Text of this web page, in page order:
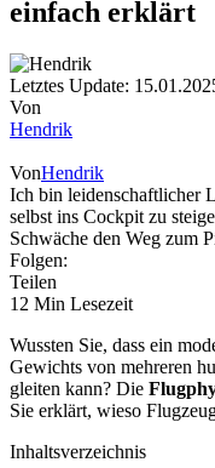
einfach erklärt
Letztes Update:
Von
Hendrik
VonHendrik
Ich bin leidenschaftlicher
selbst ins Cockpit zu
Schwäche den Weg zum
Folgen:
Teilen
12 Min Lesezeit
Wussten Sie, dass ein
Gewichts von mehreren
gleiten kann? Die
Sie erklärt, wieso
Inhaltsverzeichnis